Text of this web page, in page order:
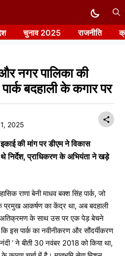
चुनाव 2025 राजनीति
नगर पालिका की
बदहाली के कगार पर
2025
की मांग पर डीएम ने विकास
थे निर्देश, प्राधिकरण के अभियंता ने खड़े
राणा बेनी माधव बक्श सिंह पार्क, जो
प्रमुख आकर्षण का केंद्र था, अब बदहाली
अतिक्रमण के साथ उस पर एक पेड़ बेचने
इस पार्क का नवीनीकरण और सौंदर्यीकरण
‘ ने बीती 30 नवंबर 2018 को किया था,